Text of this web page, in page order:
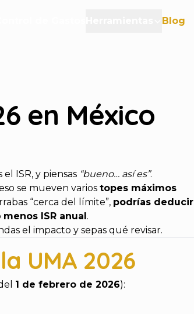
Blog
en México
ISR, y piensas “bueno… así es”.
se mueven varios topes máximos
“cerca del límite”, podrías deducir
menos ISR anual.
el impacto y sepas qué revisar.
UMA 2026
1 de febrero de 2026):